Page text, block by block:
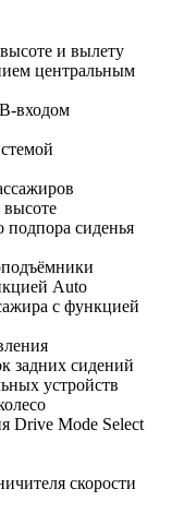
и вылету
центральным
входом
высоте
подпора сиденья
Auto
c функцией
задних сидений
устройств
Drive Mode Select
скорости